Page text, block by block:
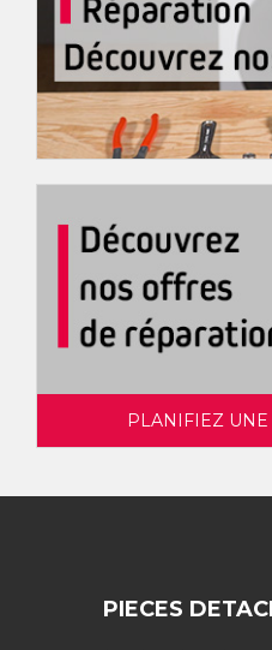
PLANIFIEZ
PIECES